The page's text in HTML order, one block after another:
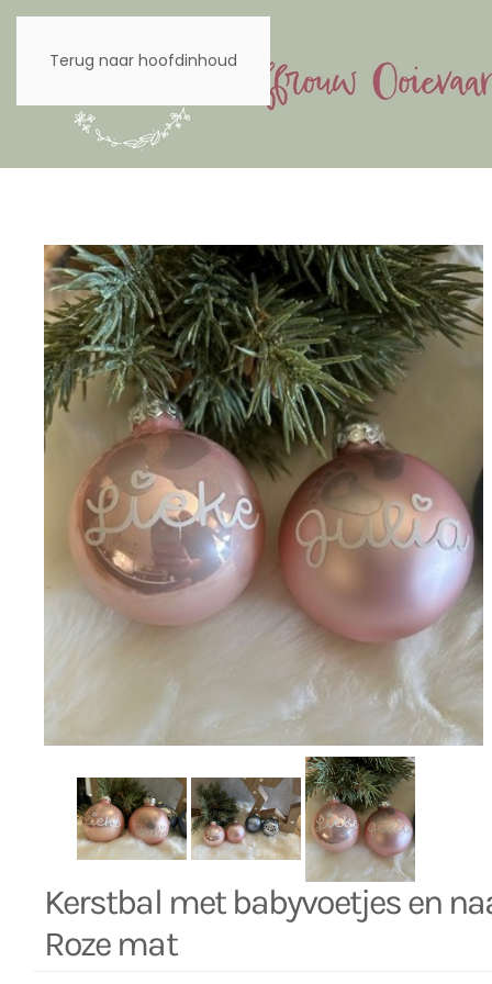
Terug naar hoofdinhoud
Kerstbal met babyvoetjes en
Roze mat